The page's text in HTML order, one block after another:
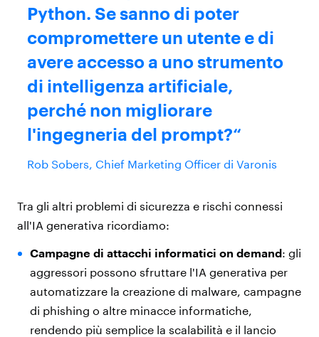
Python. Se sanno di poter
compromettere un utente e di
avere accesso a uno strumento
di intelligenza artificiale,
perché non migliorare
l'ingegneria del prompt?
Rob Sobers, Chief Marketing Officer di Varonis
Tra gli altri problemi di sicurezza e rischi connessi
all'IA generativa ricordiamo:
Campagne di attacchi informatici on demand: gli
aggressori possono sfruttare l'IA generativa per
automatizzare la creazione di malware, campagne
di phishing o altre minacce informatiche,
rendendo più semplice la scalabilità e il lancio